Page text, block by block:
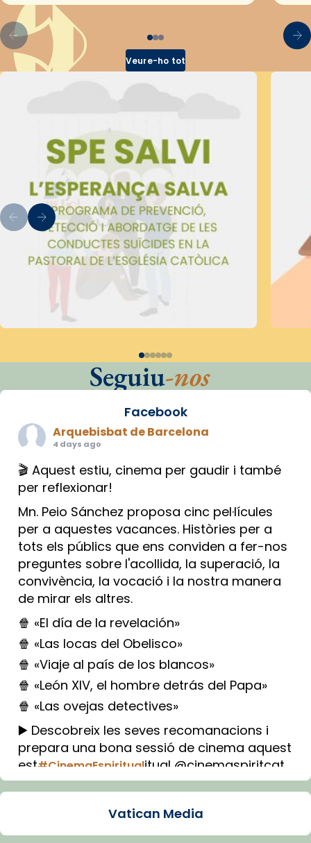
Veure-ho tot
Seguiu-nos
Facebook
Arquebisbat de Barcelona
4 days ago
🎬 Aquest estiu, cinema per gaudir i també
per reflexionar!
Mn. Peio Sánchez proposa cinc pel·lícules
per a aquestes vacances. Històries per a
tots els públics que ens conviden a fer-nos
preguntes sobre l'acollida, la superació, la
convivència, la vocació i la nostra manera
de mirar els altres.
🍿 «El día de la revelación»
🍿 «Las locas del Obelisco»
🍿 «Viaje al país de los blancos»
🍿 «León XIV, el hombre detrás del Papa»
🍿 «Las ovejas detectives»
▶️ Descobreix les seves recomanacions i
prepara una bona sessió de cinema aquest
est#CinemaEspiritualitual @cinemaspiritcat
Imatge: Generada amb IA (OpenAI)
Vatican Media